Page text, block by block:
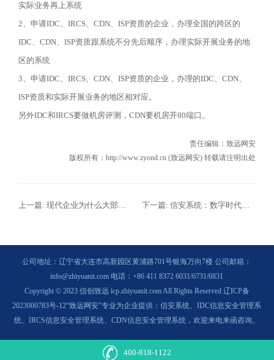
实际业务再上系统
2、申请IDC、 IRCS、 CDN、ISP资质的企业，办理全国的跨区的
IDC、CDN、ISP资质跟系统不分先后顺序，办理实际开展业务的地
区的系统
3、申请IDC、IRCS、CDN、ISP资质的企业，办理的IDC、CDN、
ISP资质和实际开展业务的地区相对应。
另外IDC和IRCS要做机房评测，CDN要机房开80端口。
责任编辑： 致远网安
版权所有：http://www.zyond.cn (致远网安) 转载请注明出处
上一篇: 现代企业为什么大部分都选择文件加密系统来防止数据泄露？ 下一篇: 信安系统：数字时代的“企业保险柜”
公司地址：辽宁省大连市高新园区黄浦路701号银海万向7楼 公司邮箱：
info@zhiyuanit.com 电话：+86 411 8372 6031/6731/6831
Copyright © 2023 信创致远 icp.zhiyuanit.com All Rights Reserved 辽ICP备
2023000783号-12“致远网安”专业为企业提供：信安系统、IDC信息安全管理系
统、IRCS信息安全管理系统、CDN信息安全管理系统，欢迎来电来函咨询。
400-818-1122